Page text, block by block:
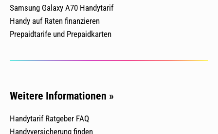
Samsung Galaxy A70 Handytarif
Handy auf Raten finanzieren
Prepaidtarife und Prepaidkarten
Weitere Informationen »
Handytarif Ratgeber FAQ
Handyversicherung finden